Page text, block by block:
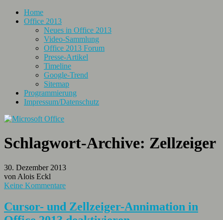
Home
Office 2013
Neues in Office 2013
Video-Sammlung
Office 2013 Forum
Presse-Artikel
Timeline
Google-Trend
Sitemap
Programmierung
Impressum/Datenschutz
Schlagwort-Archive: Zellzeiger
30. Dezember 2013
von Alois Eckl
Keine Kommentare
Cursor- und Zellzeiger-Annimation in